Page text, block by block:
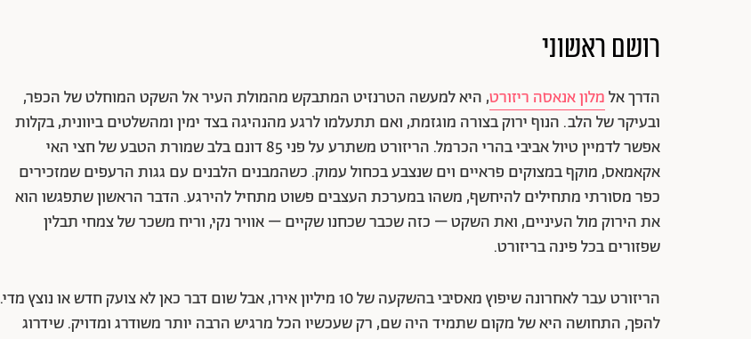
רושם ראשוני
הדרך אלמלון אנאסה ריזורט, היא למעשה הטרנזיט המתבקש מהמולת העיר אל השקט המוחלט של הכפר,
ובעיקר של הלב. הנוף ירוק בצורה מוגזמת, ואם תתעלמו לרגע מהנהיגה בצד ימין ומהשלטים ביוונית, בקלות
אפשר לדמיין טיול אביבי בהרי הכרמל. הריזורט משתרע על פני 85 דונם בלב שמורת הטבע של חצי האי
אקאמאס, מוקף במצוקים פראיים וים שנצבע בכחול עמוק. כשהמבנים הלבנים עם גגות הרעפים שמזכירים
כפר מסורתי מתחילים להיחשף, משהו במערכת העצבים פשוט מתחיל להירגע. הדבר הראשון שתפגשו הוא
את הירוק מול העיניים, ואת השקט – כזה שכבר שכחנו שקיים – אוויר נקי, וריח משכר של צמחי תבלין
שפזורים בכל פינה בריזורט.
הריזורט עבר לאחרונה שיפוץ מאסיבי בהשקעה של 10 מיליון אירו, אבל שום דבר כאן לא צועק חדש או נוצץ מדי.
להפך, התחושה היא של מקום שתמיד היה שם, רק שעכשיו הכל מרגיש הרבה יותר משודרג ומדויק. שידרוג